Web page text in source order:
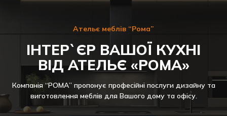
Ательє меблів “Рома”
ІНТЕР`ЄР ВАШОЇ КУХНІ
ВІД АТЕЛЬЄ «РОМА»
Компанія “РОМА” пропонує професійні послуги дизайну та
виготовлення меблів для Вашого дому та офісу.